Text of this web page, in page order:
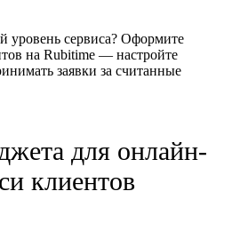
уровень сервиса? Оформите
на Rubitime — настройте
заявки за считанные
для онлайн-
клиентов